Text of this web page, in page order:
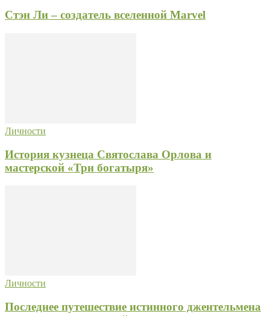
Стэн Ли – создатель вселенной Marvel
Личности
История кузнеца Святослава Орлова и
мастерской «Три богатыря»
Личности
Последнее путешествие истинного джентельмена